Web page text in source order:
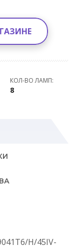
КОЛ-ВО ЛАМП:
8
H/45IV-